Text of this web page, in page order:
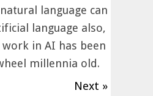
language can
language also,
in AI has been
millennia old.
Next »